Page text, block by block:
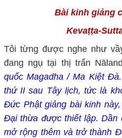
Bài kinh giảng
Kevaṭṭa-
Tôi từng được nghe như
đang ngụ tại thị trấn
quốc Magadha / Ma Kiệt
thứ II sau Tây lịch, tức là
Đức Phật giảng bài kinh
Đại thừa được thiết lập. Dần
mở rộng thêm và trở thành